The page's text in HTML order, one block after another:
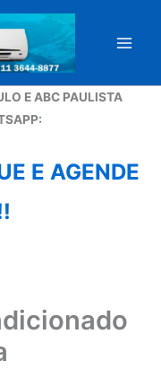
E ABC PAULISTA
E AGENDE